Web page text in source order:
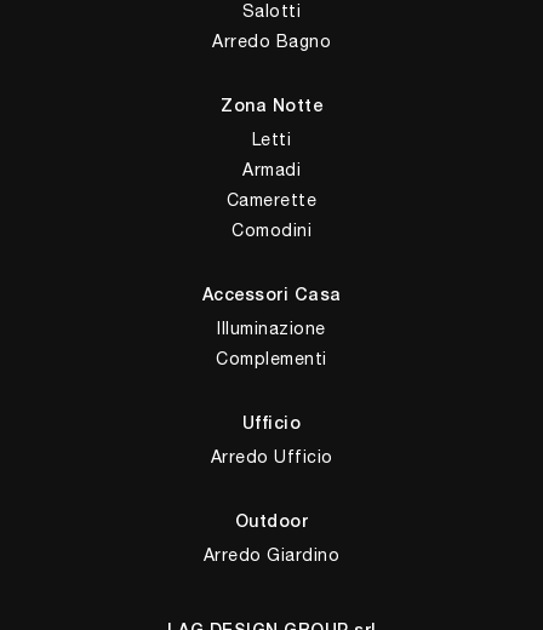
Salotti
Arredo Bagno
Zona Notte
Letti
Armadi
Camerette
Comodini
Accessori Casa
Illuminazione
Complementi
Ufficio
Arredo Ufficio
Outdoor
Arredo Giardino